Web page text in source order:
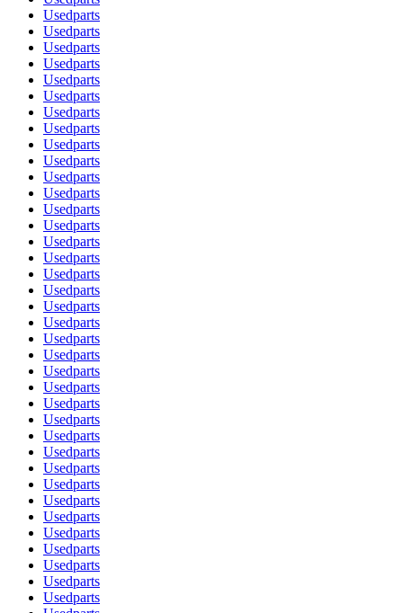
Usedparts
Usedparts
Usedparts
Usedparts
Usedparts
Usedparts
Usedparts
Usedparts
Usedparts
Usedparts
Usedparts
Usedparts
Usedparts
Usedparts
Usedparts
Usedparts
Usedparts
Usedparts
Usedparts
Usedparts
Usedparts
Usedparts
Usedparts
Usedparts
Usedparts
Usedparts
Usedparts
Usedparts
Usedparts
Usedparts
Usedparts
Usedparts
Usedparts
Usedparts
Usedparts
Usedparts
Usedparts